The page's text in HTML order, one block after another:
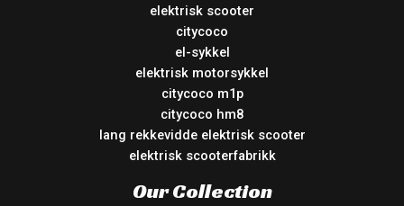
elektrisk scooter
citycoco
el-sykkel
elektrisk motorsykkel
citycoco m1p
citycoco hm8
lang rekkevidde elektrisk scooter
elektrisk scooterfabrikk
Our Collection